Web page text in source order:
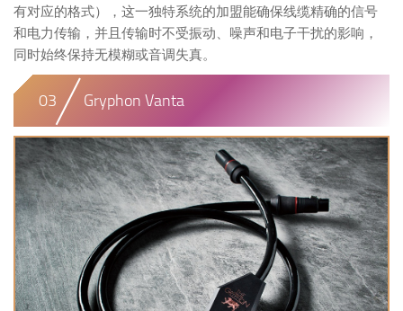
有对应的格式），这一独特系统的加盟能确保线缆精确的信号
和电力传输，并且传输时不受振动、噪声和电子干扰的影响，
同时始终保持无模糊或音调失真。
03 Gryphon Vanta